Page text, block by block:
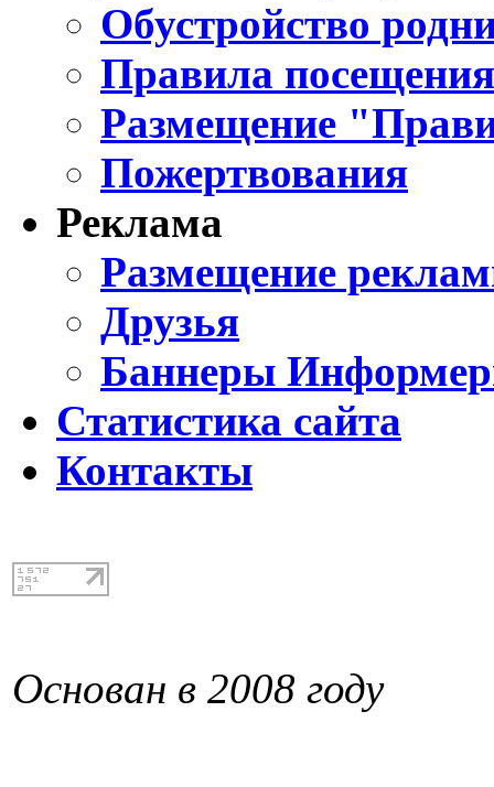
Обустройство
Правила
Размещение
Пожертвования
Реклама
Размещение
Друзья
Баннеры
Статистика сайта
Контакты
Основан в 2008 году